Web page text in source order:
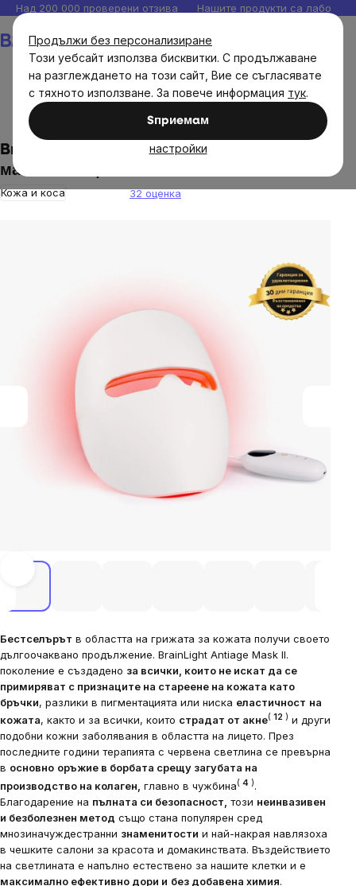
Продължи без персонализиране
Този уебсайт използва бисквитки. С продължаване
на разглеждането на този сайт, Вие се съгласявате
с тяхното използване. За повече информация тук.
Sпpиeмaм
настройки
Прескочи
към
съдържанието
Над 200 000 проверени отзива Нашите продукти са
Терапия с червена светлина
BrainLight Antiage Mask, Лечебна LED
маска за лице
Кожа и коса 32 оценка
Бестселърът в областта на грижата за кожата получи своето
дългоочаквано продължение. BrainLight Antiage Mask II.
поколение е създадено за всички, които не искат да се
примиряват с признаците на стареене на кожата като
бръчки, разлики в пигментацията или ниска еластичност на
кожата, както и за всички, които страдат от акне( 12 ) и други
подобни кожни заболявания в областта на лицето. През
последните години терапията с червена светлина се превърна
в основно оръжие в борбата срещу загубата на
производство на колаген, главно в чужбина( 4 ).
Благодарение на пълната си безопасност, този неинвазивен
и безболезнен метод също стана популярен сред
мнозиначуждестранни знаменитости и най-накрая навлязоха
в чешките салони за красота и домакинствата. Въздействието
на светлината е напълно естествено за нашите клетки и е
максимално ефективно дори и без добавена химия.